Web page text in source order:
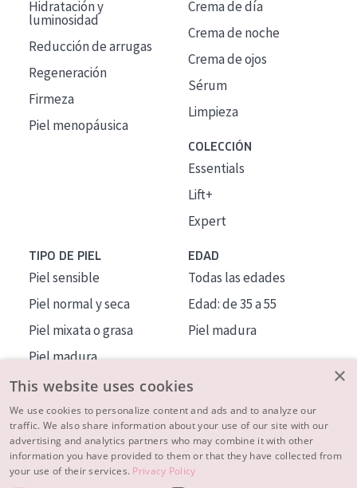
Hidratación y
luminosidad
Reducción de arrugas
Regeneración
Firmeza
Piel menopáusica
Crema de día
Crema de noche
Crema de ojos
Sérum
Limpieza
COLECCIÓN
Essentials
Lift+
Expert
TIPO DE PIEL
Piel sensible
Piel normal y seca
Piel mixata o grasa
Piel madura
Piel expuesta al sol
Piel menopáusica
EDAD
Todas las edades
Edad: de 35 a 55
Piel madura
MÁS SOBRE NOSOTROS
INSPIRACIÓN
×
This website uses cookies
We use cookies to personalize content and ads and to analyze our
traffic. We also share information about your use of our site with our
advertising and analytics partners who may combine it with other
information you have provided to them or that they have collected from
your use of their services. Privacy Policy